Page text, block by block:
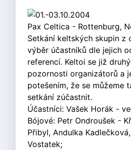
01.-03.10.2004
Pax Celtica - Rottenburg,
Setkání keltských skupin z
výběr účastníků dle jejich
referencí. Keltoi se již
pozornosti organizátorů a
potešením, že se můžeme
setkání zúčastnit.
Účastníci: Vašek Horák -
Bójové: Petr Ondroušek -
Přibyl, Andulka
Vostatek;